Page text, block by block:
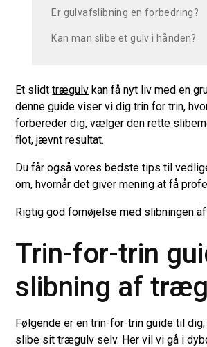
Er gulvafslibning en forbedring?
Kan man slibe et gulv i hånden?
Et slidttrægulv kan få nyt liv med en
denne guide viser vi dig trin for trin,
forbereder dig, vælger den rette
flot, jævnt resultat.
Du får også vores bedste tips til
om, hvornår det giver mening at få
Rigtig god fornøjelse med slibningen
Trin-for-trin
slibning af
Følgende er en trin-for-trin guide til
slibe sit trægulv selv. Her vil vi gå i